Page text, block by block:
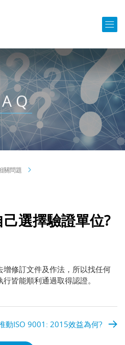
關問題
選擇驗證單位?
修訂文件及作法，所以找任何
皆能順利通過取得認證。
動ISO 9001: 2015效益為何?